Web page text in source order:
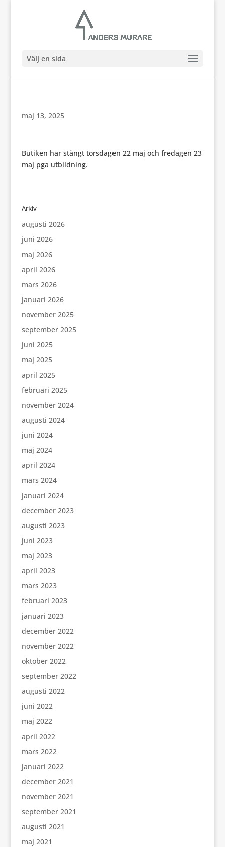
Välj en sida
maj 13, 2025
Butiken har stängt torsdagen 22 maj och fredagen 23
maj pga utbildning.
Arkiv
augusti 2026
juni 2026
maj 2026
april 2026
mars 2026
januari 2026
november 2025
september 2025
juni 2025
maj 2025
april 2025
februari 2025
november 2024
augusti 2024
juni 2024
maj 2024
april 2024
mars 2024
januari 2024
december 2023
augusti 2023
juni 2023
maj 2023
april 2023
mars 2023
februari 2023
januari 2023
december 2022
november 2022
oktober 2022
september 2022
augusti 2022
juni 2022
maj 2022
april 2022
mars 2022
januari 2022
december 2021
november 2021
september 2021
augusti 2021
maj 2021